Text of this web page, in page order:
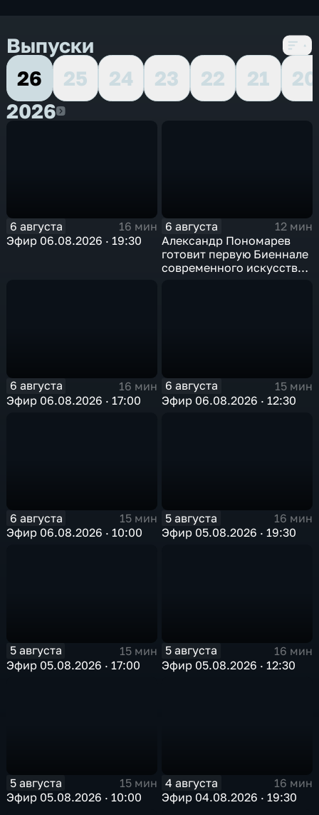
Выпуски
26
25 24 23 22 21
20
20262026
6 августа
16 мин
Эфир 06.08.2026 · 19:30
6 августа
12 мин
Александр Пономарев
готовит первую Биеннале
современного искусства
6 августа
16 мин
Эфир 06.08.2026 · 17:00
6 августа
15 мин
Эфир 06.08.2026 · 12:30
6 августа
15 мин
Эфир 06.08.2026 · 10:00
5 августа
16 мин
Эфир 05.08.2026 · 19:30
5 августа
15 мин
Эфир 05.08.2026 · 17:00
5 августа
16 мин
Эфир 05.08.2026 · 12:30
5 августа
15 мин
Эфир 05.08.2026 · 10:00
4 августа
16 мин
Эфир 04.08.2026 · 19:30